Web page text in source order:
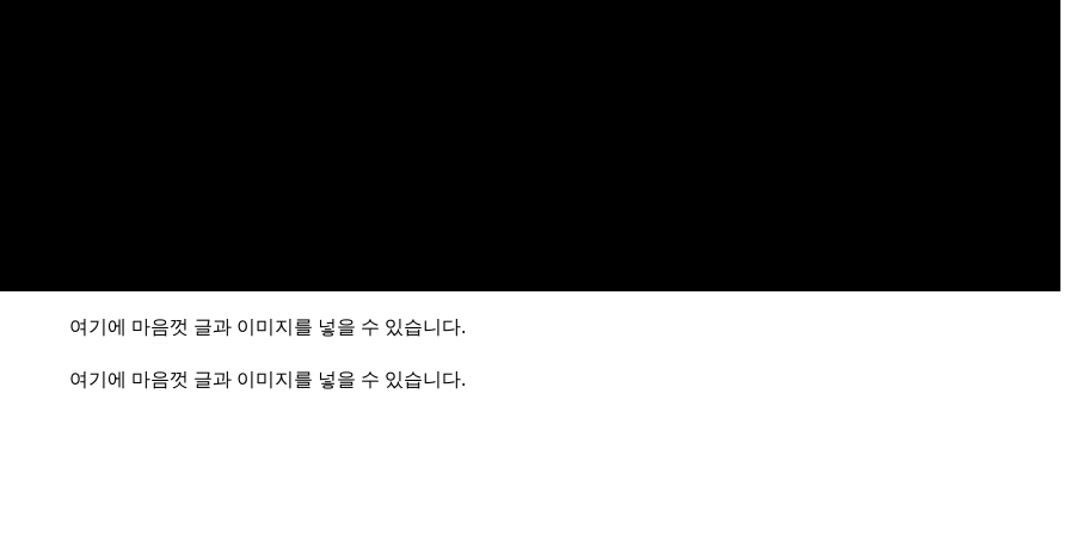
여기에 마음껏 글과 이미지를 넣을 수 있습니다.
여기에 마음껏 글과 이미지를 넣을 수 있습니다.